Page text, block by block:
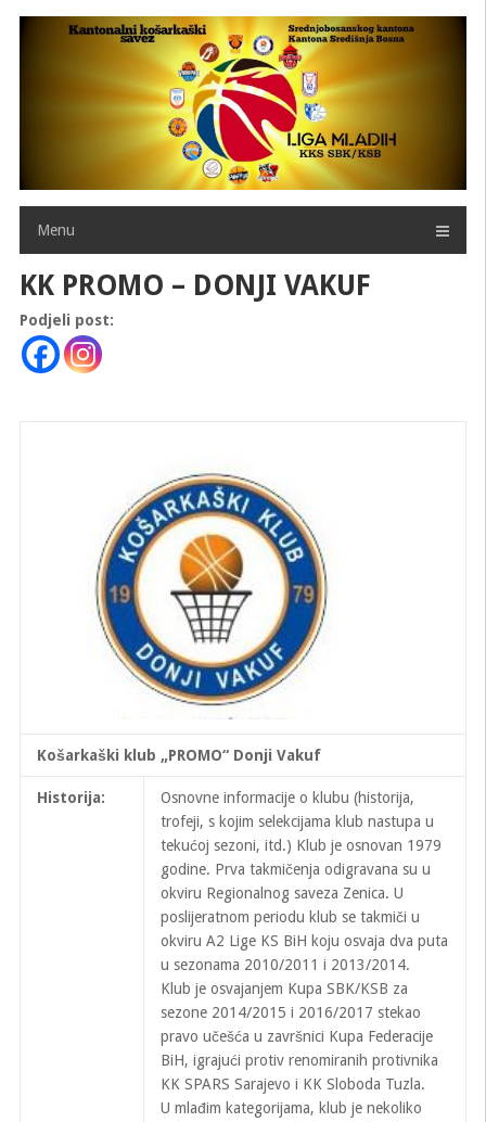
Menu
KK PROMO – DONJI VAKUF
Podjeli post:
Košarkaški klub „PROMO“ Donji Vakuf
Historija:
Osnovne informacije o klubu (historija,
trofeji, s kojim selekcijama klub nastupa u
tekućoj sezoni, itd.) Klub je osnovan 1979
godine. Prva takmičenja odigravana su u
okviru Regionalnog saveza Zenica. U
poslijeratnom periodu klub se takmiči u
okviru A2 Lige KS BiH koju osvaja dva puta
u sezonama 2010/2011 i 2013/2014.
Klub je osvajanjem Kupa SBK/KSB za
sezone 2014/2015 i 2016/2017 stekao
pravo učešća u završnici Kupa Federacije
BiH, igrajući protiv renomiranih protivnika
KK SPARS Sarajevo i KK Sloboda Tuzla.
U mlađim kategorijama, klub je nekoliko